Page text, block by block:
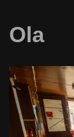
Ola